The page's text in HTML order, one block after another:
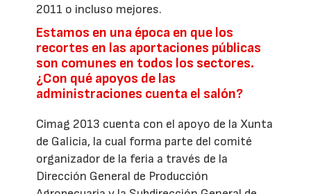
2011 o incluso mejores.
Estamos en una época en que los
recortes en las aportaciones públicas
son comunes en todos los sectores.
¿Con qué apoyos de las
administraciones cuenta el salón?
Cimag 2013 cuenta con el apoyo de la Xunta
de Galicia, la cual forma parte del comité
organizador de la feria a través de la
Dirección General de Producción